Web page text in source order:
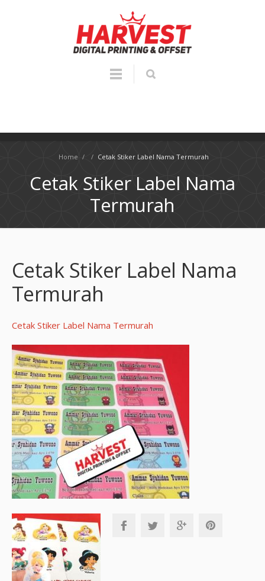
Home / / Cetak Stiker Label Nama Termurah
Cetak Stiker Label Nama
Termurah
Cetak Stiker Label Nama
Termurah
Cetak Stiker Label Nama Termurah